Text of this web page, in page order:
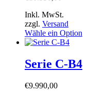
Inkl. MwSt.
zzgl. Versand
Wähle ein Option
Serie C-B4
€9.990,00